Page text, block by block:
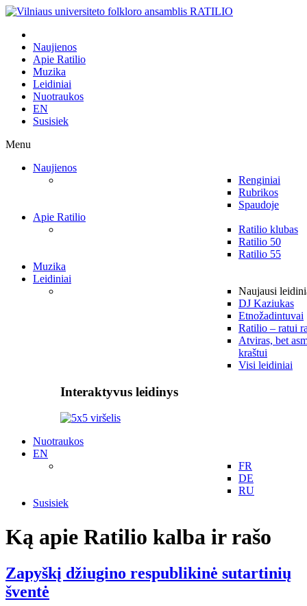
Naujienos
Apie Ratilio
Muzika
Leidiniai
Nuotraukos
EN
Susisiek
Menu
Naujienos
Renginiai
Rubrikos
Spaudoje
Apie Ratilio
Ratilio klubas
Ratilio 50
Ratilio 55
Muzika
Leidiniai
Naujausi
DJ Kaziukas
Etnožadintuvai
Ratilio – ratui
Atviras, bet
kraštui
Visi leidiniai
Interaktyvus leidinys
Nuotraukos
EN
FR
DE
RU
Susisiek
Ką apie Ratilio kalba ir rašo
Zapyškį džiugino respublikinė sutartinių
šventė